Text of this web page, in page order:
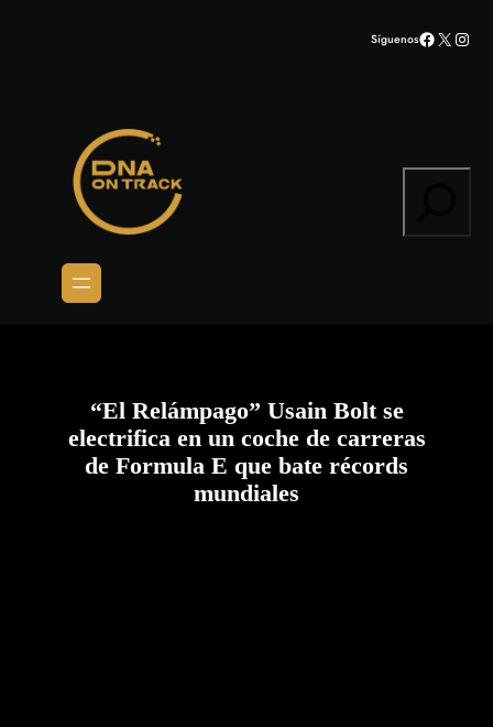
SíguenosFacebook
X
“El Relámpago” Usain Bolt se
electrifica en un coche de carreras
de Formula E que bate récords
mundiales